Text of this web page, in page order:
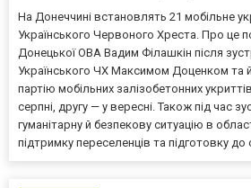
На Донеччині встановлять 21 мобільне
Українського Червоного Хреста. Про це
Донецької ОВА Вадим Філашкін після
Українського ЧХ Максимом Доценком
партію мобільних залізобетонних
серпні, другу — у вересні. Також під час
гуманітарну й безпекову ситуацію в
підтримку переселенців та підготовку до